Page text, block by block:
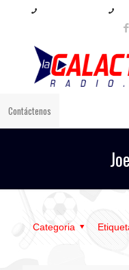
Contáctenos
Categoria